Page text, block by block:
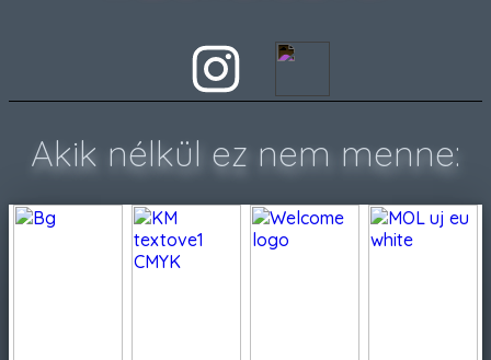
Akik nélkül ez nem menne: